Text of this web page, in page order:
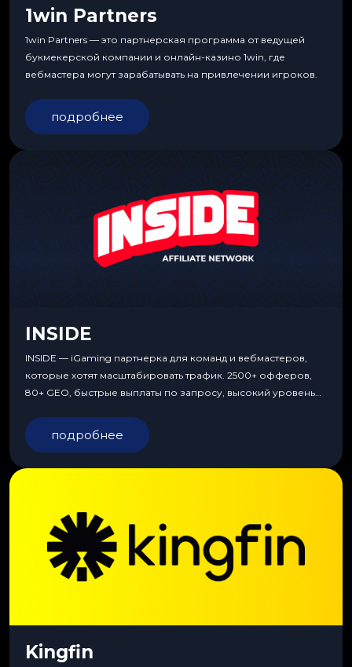
1win Partners
1win Partners — это партнерская программа от ведущей
букмекерской компании и онлайн-казино 1win, где
вебмастера могут зарабатывать на привлечении игроков.
подробнее
INSIDE
INSIDE — iGaming партнерка для команд и вебмастеров,
которые хотят масштабировать трафик. 2500+ офферов,
80+ GEO, быстрые выплаты по запросу, высокий уровень
подробнее
Kingfin